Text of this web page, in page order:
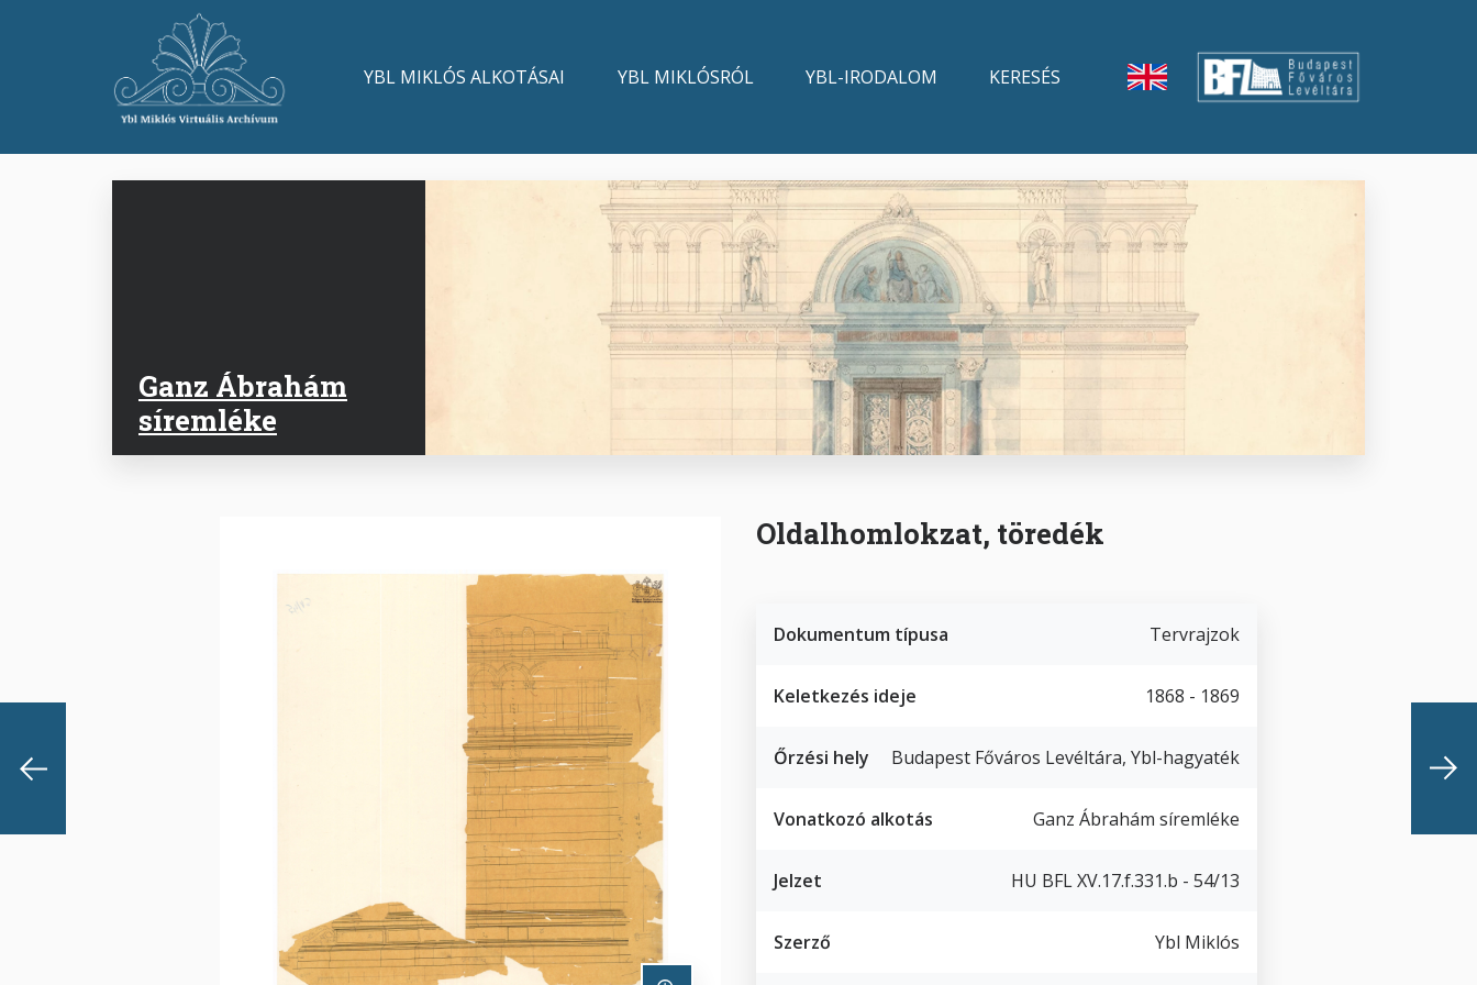
MainYBL MIKLÓS ALKOTÁSAI YBL MIKLÓSRÓL YBL-IRODALOM KERESÉS
Ganz Ábrahám
síremléke
Oldalhomlokzat, töredék
Dokumentum típusa Tervrajzok
Keletkezés ideje 1868 - 1869
Őrzési hely Budapest Főváros Levéltára, Ybl-hagyaték
Vonatkozó alkotás Ganz Ábrahám síremléke
Jelzet HU BFL XV.17.f.331.b - 54/13
Szerző Ybl Miklós